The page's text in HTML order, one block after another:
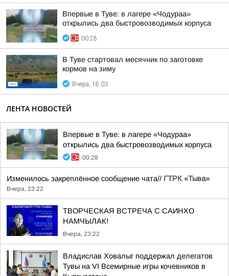
Впервые в Туве: в лагере «Чодураа»
открылись два быстровозводимых корпуса
00:28
В Туве стартовал месячник по заготовке
кормов на зиму
Вчера, 18:03
ЛЕНТА НОВОСТЕЙ
Впервые в Туве: в лагере «Чодураа»
открылись два быстровозводимых корпуса
00:28
Изменилось закреплённое сообщение чата// ГТРК «Тыва»
Вчера, 23:22
ТВОРЧЕСКАЯ ВСТРЕЧА С САИНХО
НАМЧЫЛАК!
Вчера, 23:22
Владислав Ховалыг поддержал делегатов
Тувы на VI Всемирные игры кочевников в